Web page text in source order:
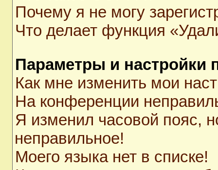
Почему я не могу
Что делает функция
Параметры и настройки
Как мне изменить мои
На конференции
Я изменил часовой пояс,
неправильное!
Моего языка нет в списке!